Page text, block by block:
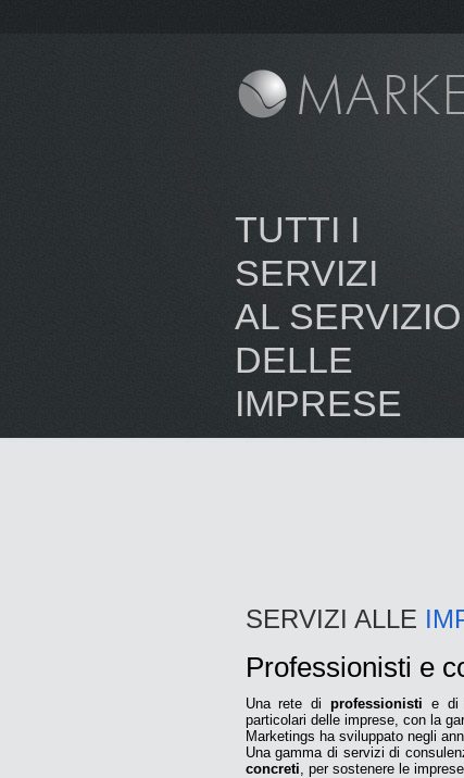
TUTTI I
SERVIZI
AL SERVIZIO
DELLE
IMPRESE
SERVIZI ALLE
Professionisti e
Una rete diprofessionisti e di
particolari delle imprese, con la
Marketings ha sviluppato negli
Una gamma di servizi di
concreti, per sostenere le